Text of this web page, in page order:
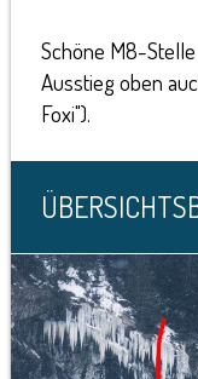
Schöne M8-
Ausstieg oben
Foxi").